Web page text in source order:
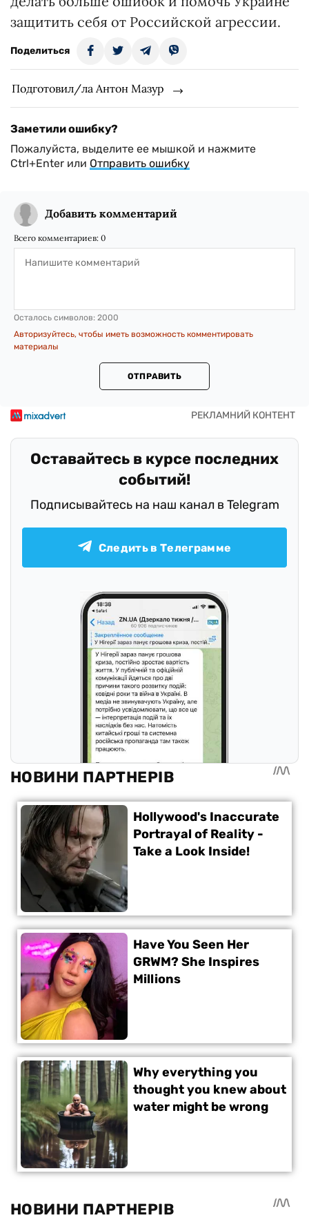
защитить себя от Российской агрессии.
Поделиться
Подготовил/ла Антон Мазур
Заметили ошибку?
Пожалуйста, выделите ее мышкой и нажмите
Ctrl+Enter или Отправить ошибку
Добавить комментарий
Всего комментариев: 0
Осталось символов: 2000
Авторизуйтесь, чтобы иметь возможность комментировать
материалы
ОТПРАВИТЬ
Оставайтесь в курсе последних
событий!
Подписывайтесь на наш канал в Telegram
Следить в Телеграмме